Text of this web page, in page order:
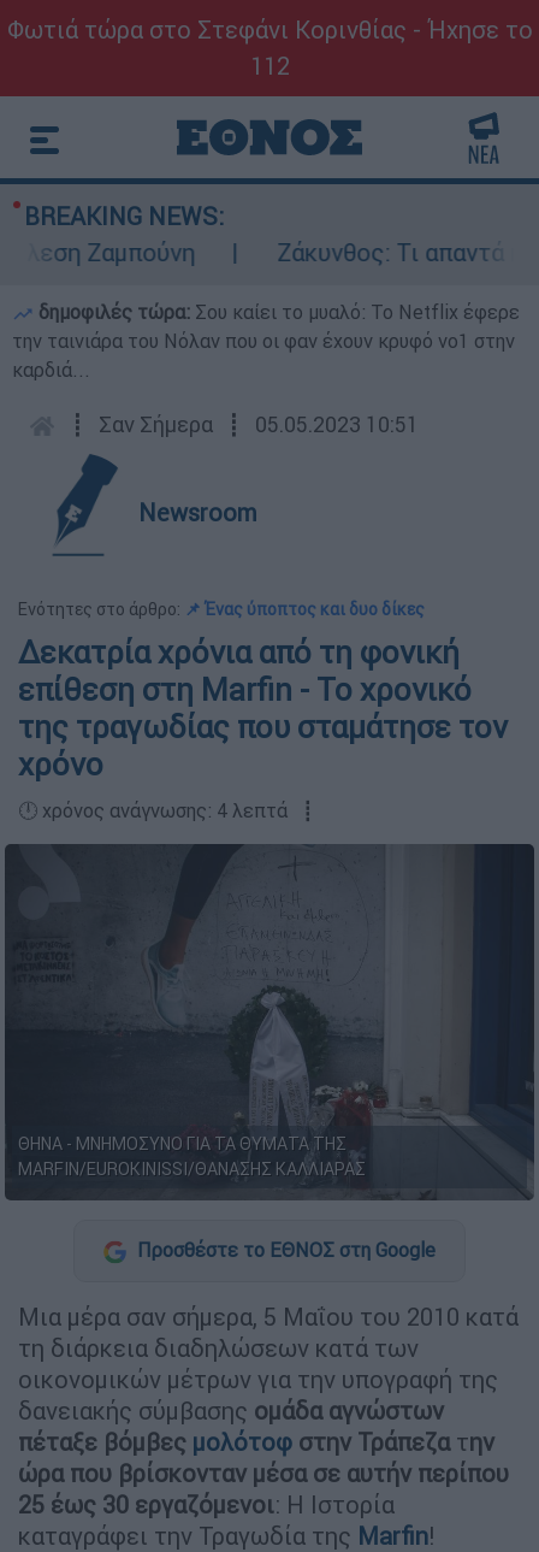
Φωτιά τώρα στο Στεφάνι Κορινθίας - Ήχησε το
112
BREAKING NEWS:
Ζαμπούνη
Ζάκυνθος: Τι απαντά η
δημοφιλές τώρα: Σου καίει το μυαλό: Το Netflix έφερε
την ταινιάρα του Νόλαν που οι φαν έχουν κρυφό νο1 στην
καρδιά...
┋ Σαν Σήμερα ┋ 05.05.2023 10:51
Newsroom
Ενότητες στο άρθρο: 📌 Ένας ύποπτος και δυο δίκες
Δεκατρία χρόνια από τη φονική
επίθεση στη Marfin - Το χρονικό
της τραγωδίας που σταμάτησε τον
χρόνο
🕛 χρόνος ανάγνωσης: 4 λεπτά ┋
ΘΗΝΑ - ΜΝΗΜΟΣΥΝΟ ΓΙΑ ΤΑ ΘΥΜΑΤΑ ΤΗΣ
MARFIN/EUROKINISSI/ΘΑΝΑΣΗΣ ΚΑΛΛΙΑΡΑΣ
Προσθέστε το ΕΘΝΟΣ στη Google
Μια μέρα σαν σήμερα, 5 Μαΐου του 2010 κατά
τη διάρκεια διαδηλώσεων κατά των
οικονομικών μέτρων για την υπογραφή της
δανειακής σύμβασης ομάδα αγνώστων
πέταξε βόμβες μολότοφ στην Τράπεζατην
ώρα που βρίσκονταν μέσα σε αυτήν περίπου
25 έως 30 εργαζόμενοι: Η Ιστορία
καταγράφει την Τραγωδία της Marfin!